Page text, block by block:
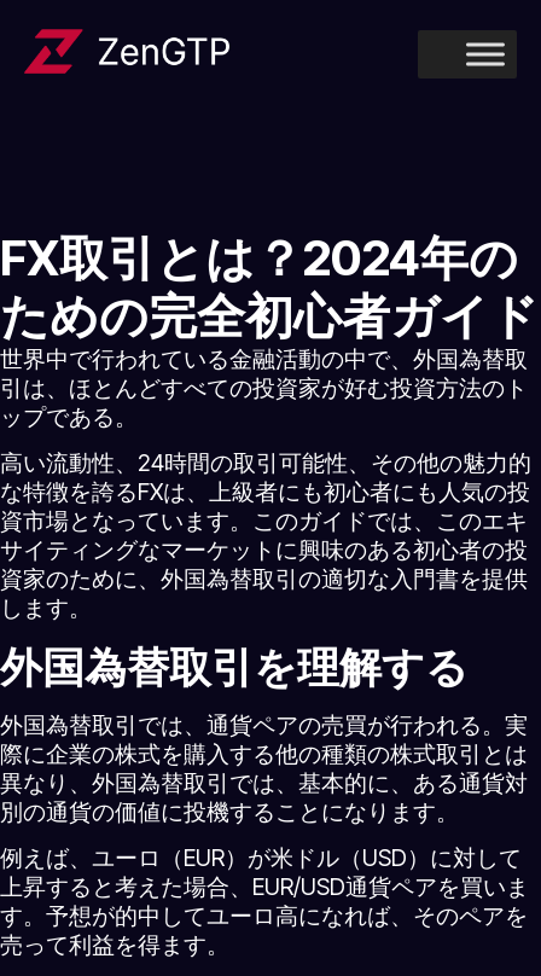
FX取引とは？2024年の
ための完全初心者ガイド
世界中で行われている金融活動の中で、外国為替取
引は、ほとんどすべての投資家が好む投資方法のト
ップである。
高い流動性、24時間の取引可能性、その他の魅力的
な特徴を誇るFXは、上級者にも初心者にも人気の投
資市場となっています。このガイドでは、このエキ
サイティングなマーケットに興味のある初心者の投
資家のために、外国為替取引の適切な入門書を提供
します。
外国為替取引を理解する
外国為替取引では、通貨ペアの売買が行われる。実
際に企業の株式を購入する他の種類の株式取引とは
異なり、外国為替取引では、基本的に、ある通貨対
別の通貨の価値に投機することになります。
例えば、ユーロ（EUR）が米ドル（USD）に対して
上昇すると考えた場合、EUR/USD通貨ペアを買いま
す。予想が的中してユーロ高になれば、そのペアを
売って利益を得ます。